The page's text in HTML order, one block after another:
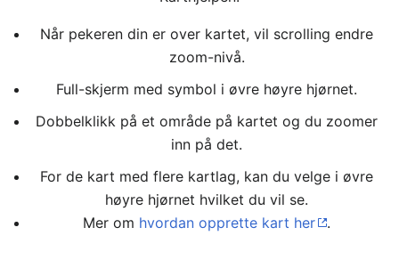
Når pekeren din er over kartet, vil scrolling endre
zoom-nivå.
Full-skjerm med symbol i øvre høyre hjørnet.
Dobbelklikk på et område på kartet og du zoomer
inn på det.
For de kart med flere kartlag, kan du velge i øvre
høyre hjørnet hvilket du vil se.
Mer om hvordan opprette kart her .